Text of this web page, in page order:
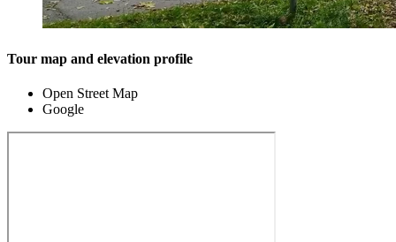
Tour map and elevation profile
Open Street Map
Google